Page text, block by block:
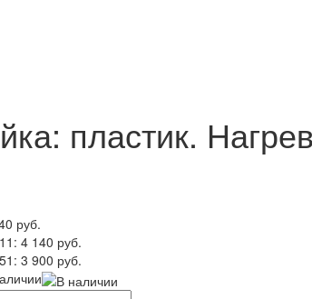
пластик.
руб.
4 140 руб.
3 900 руб.